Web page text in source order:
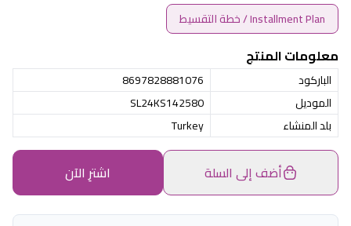
Installment Plan / خطة التقسيط
معلومات المنتج
الباركود
8697828881076
الموديل
SL24KS142580
بلد المنشاء
Turkey
أضف إلى السلة اشترِ الآن